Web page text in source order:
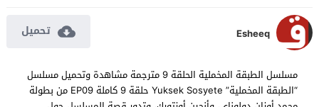
Esheeq تحميل
مسلسل الطبقة المخملية الحلقة 9 مترجمة مشاهدة وتحميل مسلسل
“الطبقة المخملية” Yuksek Sosyete حلقة 9 كاملة EP09 من بطولة